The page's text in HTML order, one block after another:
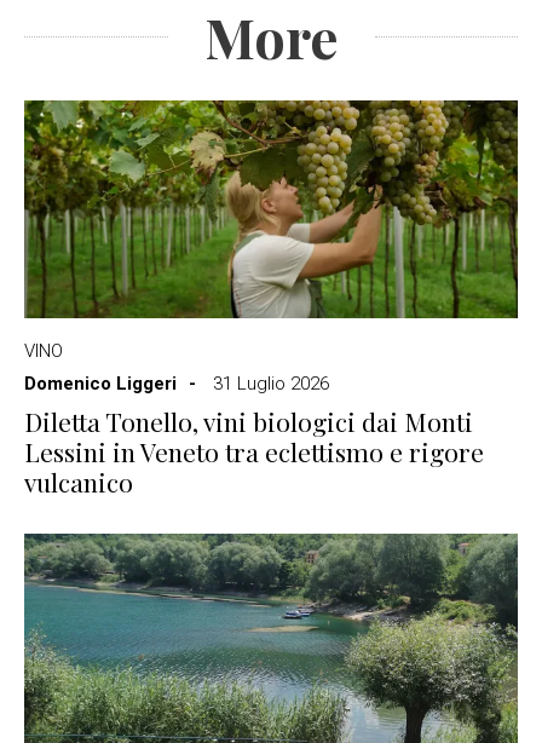
More
VINO
Domenico Liggeri
31 Luglio 2026
Diletta Tonello, vini biologici dai Monti
Lessini in Veneto tra eclettismo e rigore
vulcanico